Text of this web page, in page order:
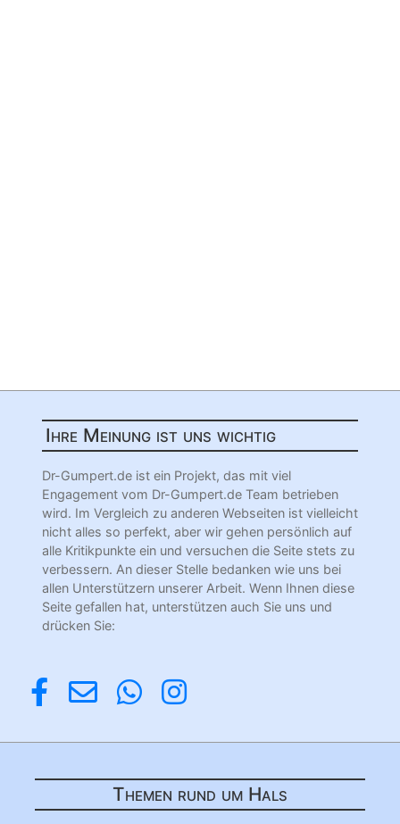
Ihre Meinung ist uns wichtig
Dr-Gumpert.de ist ein Projekt, das mit viel
Engagement vom Dr-Gumpert.de Team betrieben
wird. Im Vergleich zu anderen Webseiten ist vielleicht
nicht alles so perfekt, aber wir gehen persönlich auf
alle Kritikpunkte ein und versuchen die Seite stets zu
verbessern. An dieser Stelle bedanken wie uns bei
allen Unterstützern unserer Arbeit. Wenn Ihnen diese
Seite gefallen hat, unterstützen auch Sie uns und
drücken Sie:
Themen rund um Hals